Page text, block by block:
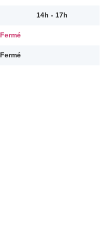
14h - 17h
Fermé
Fermé